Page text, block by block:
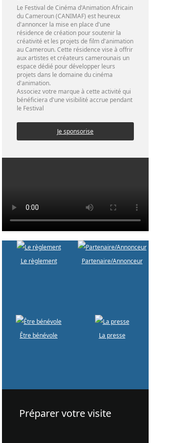
Le Festival de Cinéma d'Animation Africain
du Cameroun (CANIMAF) est heureux
d'annoncer la mise en place d'une
résidence de création pour soutenir la
créativité et les projets de film d'animation
au Cameroun. Cette résidence vise à offrir
aux artistes et créateurs camerounais un
espace dédié pour développer leurs
projets dans le domaine du cinéma
d'animation.
Associez votre marque à cette activité qui
bénéficiera d'une visibilité accrue pendant
le Festival
Je sponsorise
Le règlement Partenaire/Annonceur
Être bénévole La presse
Préparer votre visite